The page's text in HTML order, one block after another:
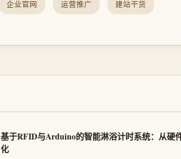
企业官网 运营推广 建站干货
基于RFID与Arduino的智能淋浴计时系统：从硬
化